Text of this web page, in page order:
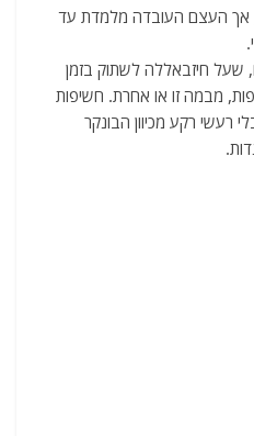
אך העצם העובדה מלמדת עד
שעל חיזבאללה לשתוק בזמן
מבמה זו או אחרת. חשיפות
רקע מכיוון הבונקר